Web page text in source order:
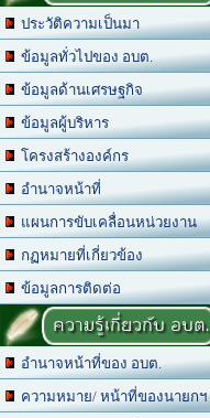
ประวัติความเป็นมา
ข้อมูลทั่วไปของ อบต.
ข้อมูลด้านเศรษฐกิจ
ข้อมูลผู้บริหาร
โครงสร้างองค์กร
อำนาจหน้าที่
แผนการขับเคลื่อนหน่วยงาน
กฏหมายที่เกี่ยวข้อง
ข้อมูลการติดต่อ
ความรู้เกี่ยวกับ อบต.
อำนาจหน้าที่ของ อบต.
ความหมาย/ หน้าที่ของนายกฯ